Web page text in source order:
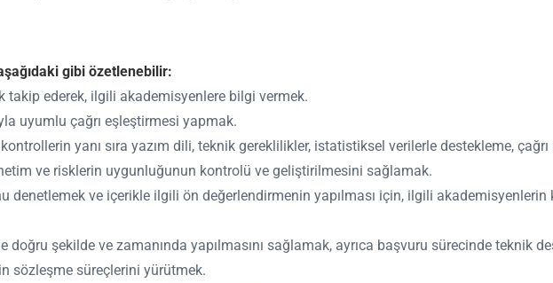
gibi özetlenebilir:
takip ederek, ilgili akademisyenlere bilgi vermek.
uyumlu çağrı eşleştirmesi yapmak.
yanı sıra yazım dili, teknik gereklilikler, istatistiksel verilerle destekleme,
ve risklerin uygunluğunun kontrolü ve geliştirilmesini sağlamak.
denetlemek ve içerikle ilgili ön değerlendirmenin yapılması için, ilgili akademisyenlerin
şekilde ve zamanında yapılmasını sağlamak, ayrıca başvuru sürecinde teknik
sözleşme süreçlerini yürütmek.